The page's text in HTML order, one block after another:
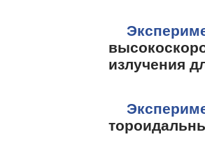
излучения